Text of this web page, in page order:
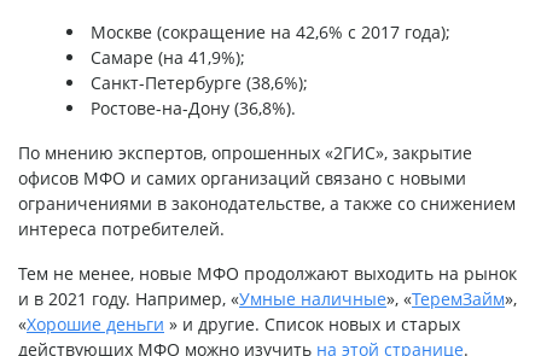
Москве (сокращение на 42,6% с 2017 года);
Самаре (на 41,9%);
Санкт-Петербурге (38,6%);
Ростове-на-Дону (36,8%).
По мнению экспертов, опрошенных «2ГИС», закрытие
офисов МФО и самих организаций связано с новыми
ограничениями в законодательстве, а также со снижением
интереса потребителей.
Тем не менее, новые МФО продолжают выходить на рынок
и в 2021 году. Например, «Умные наличные», «ТеремЗайм»,
«Хорошие деньги » и другие. Список новых и старых
действующих МФО можно изучить на этой странице.